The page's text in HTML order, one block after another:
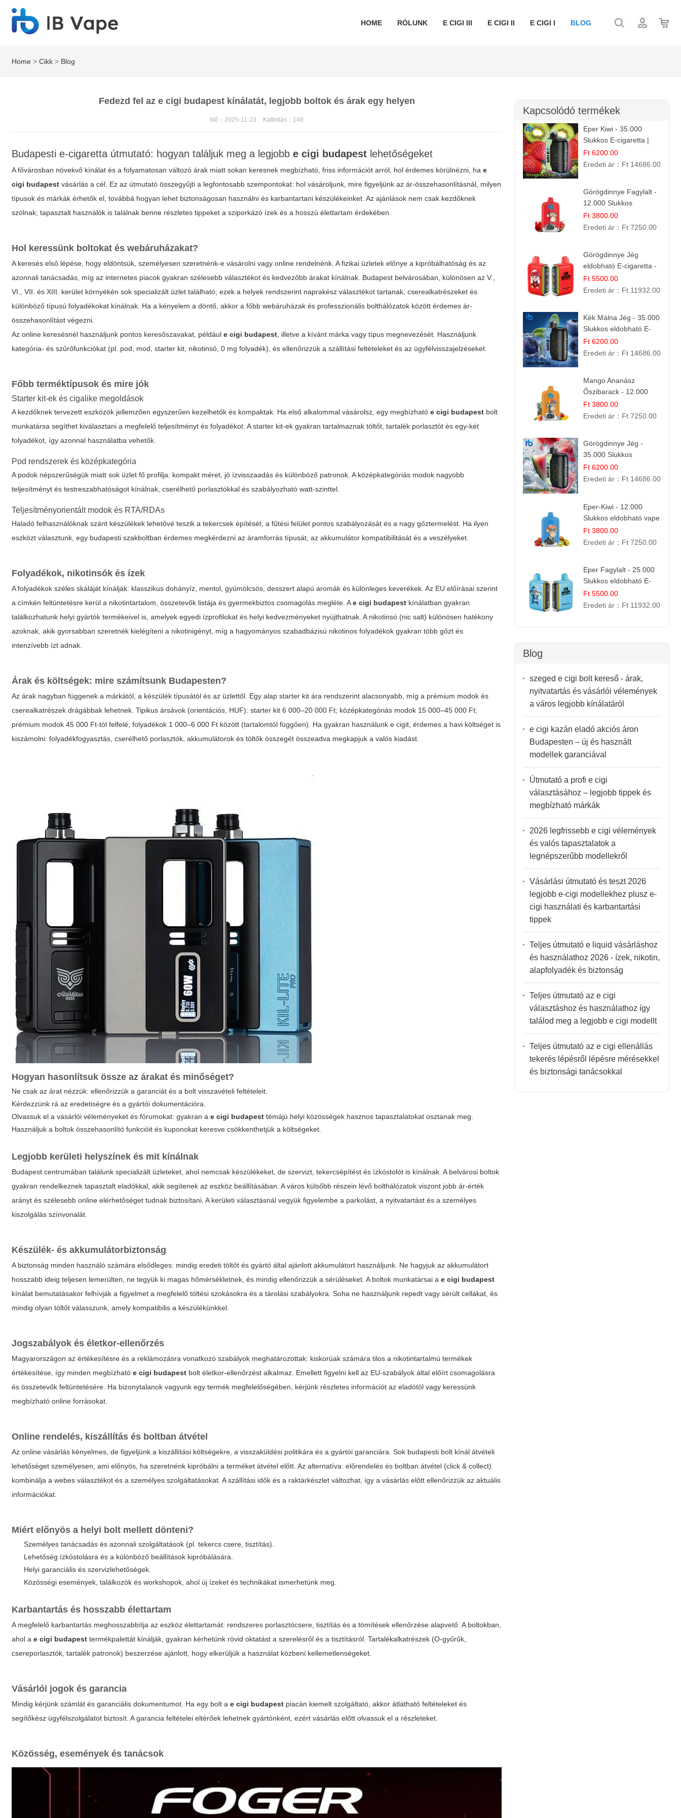
HOME RÓLUNK E CIGI III E CIGI II E CIGI I BLOG
Home >Cikk > Blog
Fedezd fel az e cigi budapest kínálatát, legjobb boltok és árak egy helyen
Idő：2025-11-23 Kattintás： 148
Budapesti e-cigaretta útmutató: hogyan találjuk meg a legjobbe cigi budapest lehetőségeket
A fővárosban növekvő kínálat és a folyamatosan változó árak miatt sokan keresnek megbízható, friss információt arról, hol érdemes körülnézni, hae
cigi budapest vásárlás a cél. Ez az útmutató összegyűjti a legfontosabb szempontokat: hol vásároljunk, mire figyeljünk az ár-összehasonlításnál, milyen
típusok és márkák érhetők el, továbbá hogyan lehet biztonságosan használni és karbantartani készülékeinket. Az ajánlások nem csak kezdőknek
szólnak; tapasztalt használók is találnak benne részletes tippeket a sziporkázó ízek és a hosszú élettartam érdekében.
Hol keressünk boltokat és webáruházakat?
A keresés első lépése, hogy eldöntsük, személyesen szeretnénk-e vásárolni vagy online rendelnénk. A fizikai üzletek előnye a kipróbálhatóság és az
azonnali tanácsadás, míg az internetes piacok gyakran szélesebb választékot és kedvezőbb árakat kínálnak. Budapest belvárosában, különösen az V.,
VI., VII. és XIII. kerület környékén sok specializált üzlet található; ezek a helyek rendszerint naprakész választékot tartanak, cserealkatrészeket és
különböző típusú folyadékokat kínálnak. Ha a kényelem a döntő, akkor a főbb webáruházak és professzionális bolthálózatok között érdemes ár-
összehasonlítást végezni.
Az online keresésnél használjunk pontos keresőszavakat, példáule cigi budapest , illetve a kívánt márka vagy típus megnevezését. Használjunk
kategória- és szűrőfunkciókat (pl. pod, mod, starter kit, nikotinsó, 0 mg folyadék), és ellenőrizzük a szállítási feltételeket és az ügyfélvisszajelzéseket.
Főbb terméktípusok és mire jók
Starter kit-ek és cigalike megoldások
A kezdőknek tervezett eszközök jellemzően egyszerűen kezelhetők és kompaktak. Ha első alkalommal vásárolsz, egy megbízhatóe cigi budapest bolt
munkatársa segíthet kiválasztani a megfelelő teljesítményt és folyadékot. A starter kit-ek gyakran tartalmaznak töltőt, tartalék porlasztót és egy-két
folyadékot, így azonnal használatba vehetők.
Pod rendszerek és középkategória
A podok népszerűségük miatt sok üzlet fő profilja: kompakt méret, jó ízvisszaadás és különböző patronok. A középkategóriás modok nagyobb
teljesítményt és testreszabhatóságot kínálnak, cserélhető porlasztókkal és szabályozható watt-szinttel.
Teljesítményorientált modok és RTA/RDAs
Haladó felhasználóknak szánt készülékek lehetővé teszik a tekercsek építését, a fűtési felület pontos szabályozását és a nagy gőztermelést. Ha ilyen
eszközt választunk, egy budapesti szakboltban érdemes megkérdezni az áramforrás típusát, az akkumulátor kompatibilitását és a veszélyeket.
Folyadékok, nikotinsók és ízek
A folyadékok széles skáláját kínálják: klasszikus dohányíz, mentol, gyümölcsös, desszert alapú aromák és különleges keverékek. Az EU előírásai szerint
a címkén feltüntetésre kerül a nikotintartalom, összetevők listája és gyermekbiztos csomagolás megléte. Ae cigi budapest kínálatban gyakran
találkozhatunk helyi gyártók termékeivel is, amelyek egyedi ízprofilokat és helyi kedvezményeket nyújthatnak. A nikotinsó (nic salt) különösen hatékony
azoknak, akik gyorsabban szeretnék kielégíteni a nikotinigényt, míg a hagyományos szabadbázisú nikotinos folyadékok gyakran több gőzt és
intenzívebb ízt adnak.
Árak és költségek: mire számítsunk Budapesten?
Az árak nagyban függenek a márkától, a készülék típusától és az üzlettől. Egy alap starter kit ára rendszerint alacsonyabb, míg a prémium modok és
cserealkatrészek drágábbak lehetnek. Tipikus ársávok (orientációs, HUF): starter kit 6 000–20 000 Ft; középkategóriás modok 15 000–45 000 Ft;
prémium modok 45 000 Ft-tól felfelé; folyadékok 1 000–6 000 Ft között (tartalomtól függően). Ha gyakran használunk e cigit, érdemes a havi költséget is
kiszámolni: folyadékfogyasztás, cserélhető porlasztók, akkumulátorok és töltők összegét összeadva megkapjuk a valós kiadást.
Hogyan hasonlítsuk össze az árakat és minőséget?
Ne csak az árat nézzük: ellenőrizzük a garanciát és a bolt visszavételi feltételeit.
Kérdezzünk rá az eredetiségre és a gyártói dokumentációra.
Olvassuk el a vásárlói véleményeket és fórumokat: gyakran ae cigi budapest témájú helyi közösségek hasznos tapasztalatokat osztanak meg.
Használjuk a boltok összehasonlító funkcióit és kuponokat keresve csökkenthetjük a költségeket.
Legjobb kerületi helyszínek és mit kínálnak
Budapest centrumában találunk specializált üzleteket, ahol nemcsak készülékeket, de szervizt, tekercsépítést és ízkóstolót is kínálnak. A belvárosi boltok
gyakran rendelkeznek tapasztalt eladókkal, akik segítenek az eszköz beállításában. A város külsőbb részein lévő bolthálózatok viszont jobb ár-érték
arányt és szélesebb online elérhetőséget tudnak biztosítani. A kerületi választásnál vegyük figyelembe a parkolást, a nyitvatartást és a személyes
kiszolgálás színvonalát.
Készülék- és akkumulátorbiztonság
A biztonság minden használó számára elsődleges: mindig eredeti töltőt és gyártó által ajánlott akkumulátort használjunk. Ne hagyjuk az akkumulátort
hosszabb ideig teljesen lemerülten, ne tegyük ki magas hőmérsékletnek, és mindig ellenőrizzük a sérüléseket. A boltok munkatársai ae cigi budapest
kínálat bemutatásakor felhívják a figyelmet a megfelelő töltési szokásokra és a tárolási szabályokra. Soha ne használjunk repedt vagy sérült cellákat, és
mindig olyan töltőt válasszunk, amely kompatibilis a készülékünkkel.
Jogszabályok és életkor-ellenőrzés
Magyarországon az értékesítésre és a reklámozásra vonatkozó szabályok meghatározottak: kiskorúak számára tilos a nikotintartalmú termékek
értékesítése, így minden megbízhatóe cigi budapest bolt életkor-ellenőrzést alkalmaz. Emellett figyelni kell az EU-szabályok által előírt csomagolásra
és összetevők feltüntetésére. Ha bizonytalanok vagyunk egy termék megfelelőségében, kérjünk részletes információt az eladótól vagy keressünk
megbízható online forrásokat.
Online rendelés, kiszállítás és boltban átvétel
Az online vásárlás kényelmes, de figyeljünk a kiszállítási költségekre, a visszaküldési politikára és a gyártói garanciára. Sok budapesti bolt kínál átvételi
lehetőséget személyesen, ami előnyös, ha szeretnénk kipróbálni a terméket átvétel előtt. Az alternatíva: előrendelés és boltban átvétel (click & collect)
kombinálja a webes választékot és a személyes szolgáltatásokat. A szállítási idők és a raktárkészlet változhat, így a vásárlás előtt ellenőrizzük az aktuális
információkat.
Miért előnyös a helyi bolt mellett dönteni?
Személyes tanácsadás és azonnali szolgáltatások (pl. tekercs csere, tisztítás).
Lehetőség ízkóstolásra és a különböző beállítások kipróbálására.
Helyi garanciális és szervizlehetőségek.
Közösségi események, találkozók és workshopok, ahol új ízeket és technikákat ismerhetünk meg.
Karbantartás és hosszabb élettartam
A megfelelő karbantartás meghosszabbítja az eszköz élettartamát: rendszeres porlasztócsere, tisztítás és a tömítések ellenőrzése alapvető. A boltokban,
ahol ae cigi budapest termékpalettát kínálják, gyakran kérhetünk rövid oktatást a szerelésről és a tisztításról. Tartalékalkatrészek (O-gyűrűk,
csereporlasztók, tartalék patronok) beszerzése ajánlott, hogy elkerüljük a használat közbeni kellemetlenségeket.
Vásárlói jogok és garancia
Mindig kérjünk számlát és garanciális dokumentumot. Ha egy bolt ae cigi budapest piacán kiemelt szolgáltató, akkor átlátható feltételeket és
segítőkész ügyfélszolgálatot biztosít. A garancia feltételei eltérőek lehetnek gyártónként, ezért vásárlás előtt olvassuk el a részleteket.
Közösség, események és tanácsok
Kapcsolódó termékek
Eper Kiwi - 35.000
Slukkos E-cigaretta |
IBVape Bar Friss
Gyümölcs Ízek
Ft 6200.00
Eredeti ár： Ft 14686.00
Görögdinnye Fagylalt -
12.000 Slukkos
eldobható e-Cigaretta
Ft 3800.00
Eredeti ár： Ft 7250.00
Görögdinnye Jég
eldobható E-cigaretta -
25.000 Slukk | Frissítő
Nyári Íz
Ft 5500.00
Eredeti ár： Ft 11932.00
Kék Málna Jég - 35.000
Slukkos eldobható E-
cigaretta | Frissítő
Ízélmény
Ft 6200.00
Eredeti ár： Ft 14686.00
Mango Ananász
Őszibarack - 12.000
Slukkos eldobható e-
Cigaretta
Ft 3800.00
Eredeti ár： Ft 7250.00
Görögdinnye Jég -
35.000 Slukkos
eldobható vape |
IBVape Bar Frissítő
Ft 6200.00
Eredeti ár： Ft 14686.00
Eper-Kiwi - 12.000
Slukkos eldobható vape
| Friss Gyümölcs
Kombináció
Ft 3800.00
Eredeti ár： Ft 7250.00
Eper Fagylalt - 25.000
Slukkos eldobható E-
cigaretta | Édes
Desszert Íz
Ft 5500.00
Eredeti ár： Ft 11932.00
Blog
szeged e cigi bolt kereső - árak,
nyitvatartás és vásárlói vélemények
a város legjobb kínálatáról
e cigi kazán eladó akciós áron
Budapesten – új és használt
modellek garanciával
Útmutató a profi e cigi
választásához – legjobb tippek és
megbízható márkák
2026 legfrissebb e cigi vélemények
és valós tapasztalatok a
legnépszerűbb modellekről
Vásárlási útmutató és teszt 2026
legjobb e-cigi modellekhez plusz e-
cigi használati és karbantartási
tippek
Teljes útmutató e liquid vásárláshoz
és használathoz 2026 - ízek, nikotin,
alapfolyadék és biztonság
Teljes útmutató az e cigi
választáshoz és használathoz így
találod meg a legjobb e cigi modellt
Teljes útmutató az e cigi ellenállás
tekerés lépésről lépésre mérésekkel
és biztonsági tanácsokkal